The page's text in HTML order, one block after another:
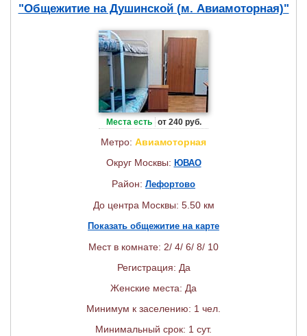
"Общежитие на Душинской (м. Авиамоторная)"
Места есть от 240 руб.
Метро: Авиамоторная
Округ Москвы: ЮВАО
Район: Лефортово
До центра Москвы: 5.50 км
Показать общежитие на карте
Мест в комнате: 2/ 4/ 6/ 8/ 10
Регистрация: Да
Женские места: Да
Минимум к заселению: 1 чел.
Минимальный срок: 1 сут.